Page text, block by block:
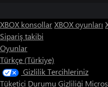
XBOX konsollarXBOX oyunları
Sipariş takibi
Oyunlar
Türkçe (Türkiye)
Gizlilik Tercihleriniz
Tüketici Durumu Gizliliği